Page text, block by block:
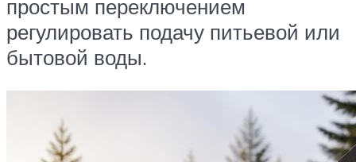
простым переключением
регулировать подачу питьевой или
бытовой воды.